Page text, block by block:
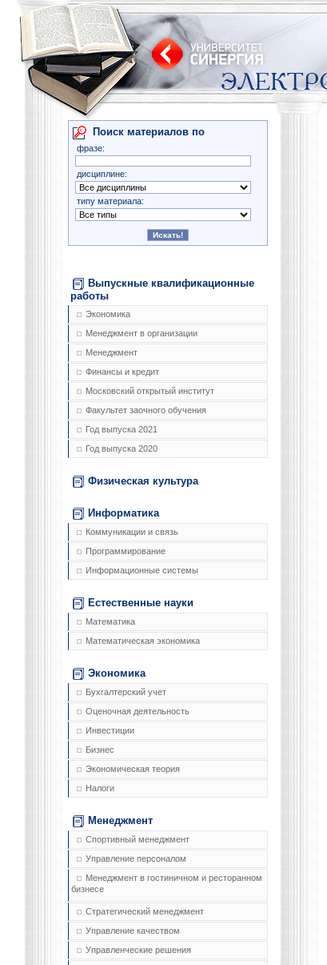
Поиск материалов по
фразе:
дисциплине:
типу материала:
Выпускные квалификационные
работы
Экономика
Менеджмент в организации
Менеджмент
Финансы и кредит
Московский открытый институт
Факультет заочного обучения
Год выпуска 2021
Год выпуска 2020
Физическая культура
Информатика
Коммуникации и связь
Программирование
Информационные системы
Естественные науки
Математика
Математическая экономика
Экономика
Бухгалтерский учет
Оценочная деятельность
Инвестиции
Бизнес
Экономическая теория
Налоги
Менеджмент
Спортивный менеджмент
Управление персоналом
Менеджмент в гостиничном и ресторанном
бизнесе
Стратегический менеджмент
Управление качеством
Управленческие решения